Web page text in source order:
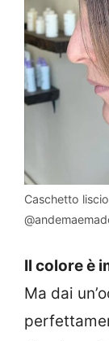
Caschetto
Il colore è
Ma dai